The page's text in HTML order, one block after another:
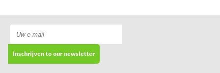
Inschrijven to our newsletter